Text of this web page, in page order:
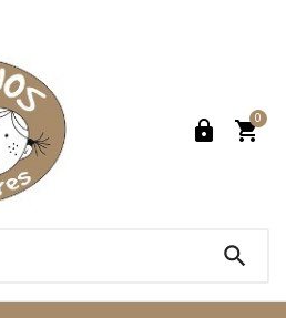
 
0
